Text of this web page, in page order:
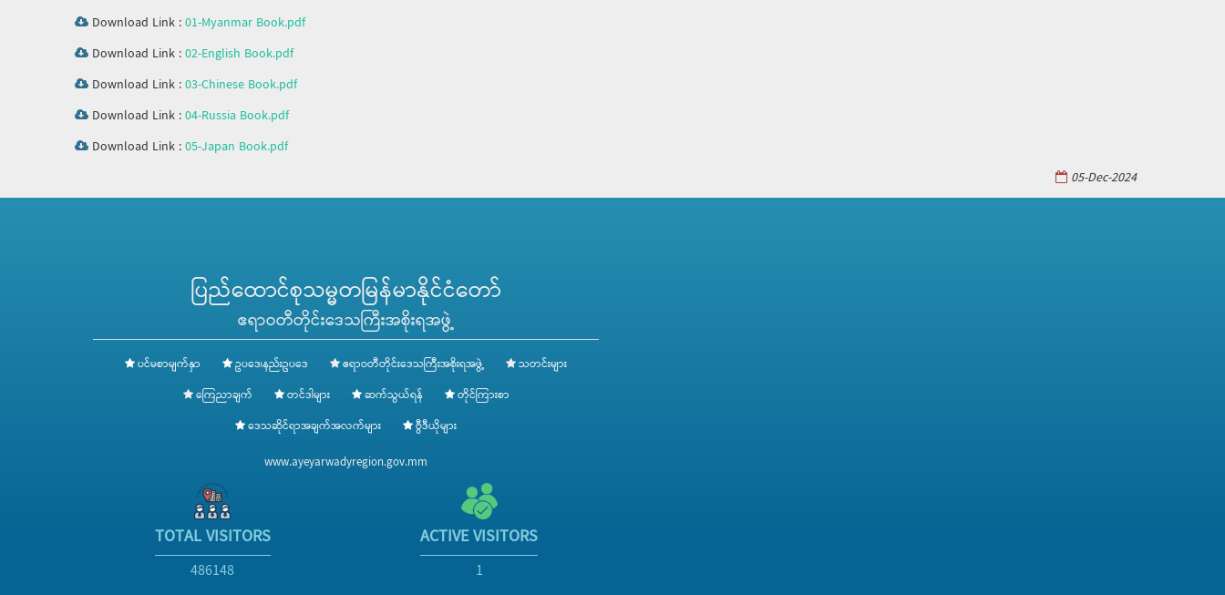
Download Link :01-Myanmar Book.pdf
Download Link :02-English Book.pdf
Download Link :03-Chinese Book.pdf
Download Link :04-Russia Book.pdf
Download Link :05-Japan Book.pdf
05-Dec-2024
ပြည်ထောင်စုသမ္မတမြန်မာနိုင်ငံတော်
ဧရာဝတီတိုင်းဒေသကြီးအစိုးရအဖွဲ့
ပင်မစာမျက်နှာ ဥပဒေ၊နည်းဥပဒေ ဧရာဝတီတိုင်းဒေသကြီးအစိုးရအဖွဲ့
သတင်းများ
ကြေညာချက်
တင်ဒါများ ဆက်သွယ်ရန်
တိုင်ကြားစာ
ဒေသဆိုင်ရာအချက်အလက်များ
ဗွီဒီယိုများ
www.ayeyarwadyregion.gov.mm
TOTAL VISITORS
486148
ACTIVE VISITORS
1